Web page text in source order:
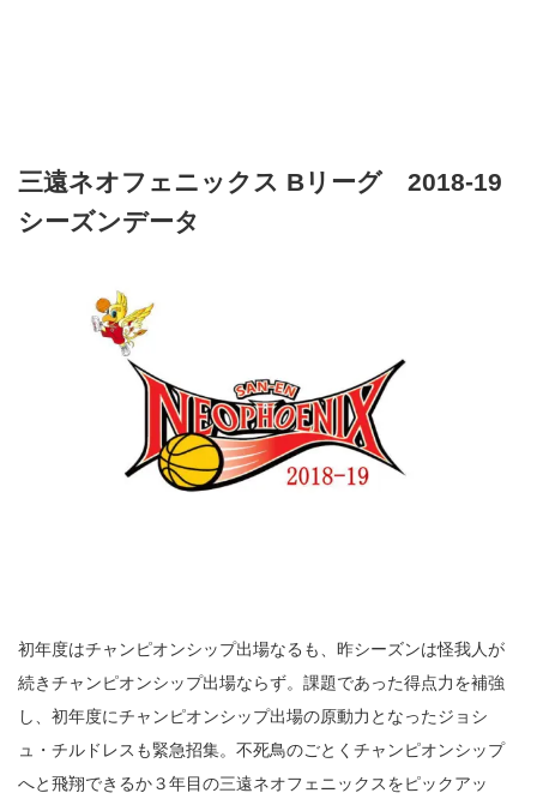
三遠ネオフェニックス Bリーグ 2018-19
シーズンデータ
初年度はチャンピオンシップ出場なるも、昨シーズンは怪我人が
続きチャンピオンシップ出場ならず。課題であった得点力を補強
し、初年度にチャンピオンシップ出場の原動力となったジョシ
ュ・チルドレスも緊急招集。不死鳥のごとくチャンピオンシップ
へと飛翔できるか３年目の三遠ネオフェニックスをピックアッ